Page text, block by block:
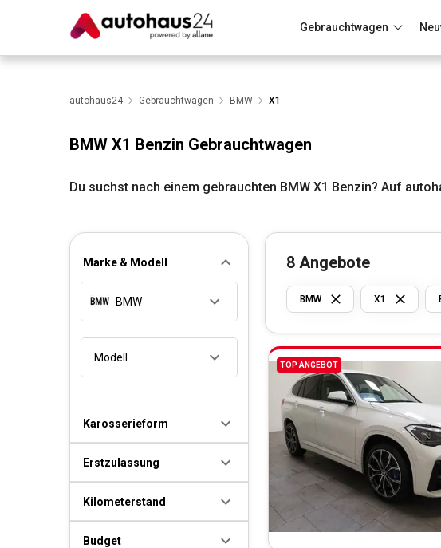
Gebrauchtwagen
Wir bewerten dein AutoRund um die Inzahlungnahme
autohaus24 Gebrauchtwagen BMW X1
BMW X1 Benzin Gebrauchtwagen
Du suchst nach einem gebrauchten BMW X1 Benzin? Auf
Marke & Modell
BMW
Modell
Karosserieform
Erstzulassung
Kilometerstand
Budget
8 Angebote
BMW X1
TOP ANGEBOT